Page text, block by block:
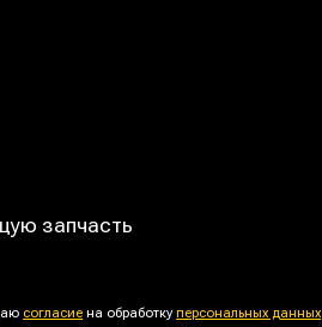
запчасть
согласие на обработкуперсональных данных